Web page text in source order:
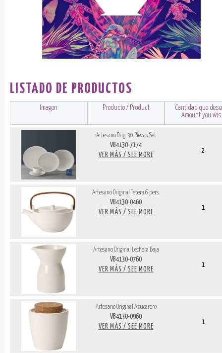
LISTADO DE PRODUCTOS
Imagen Producto / Product
Cantidad que
Amount you
Artesano Orig. 30 Piezas Set
VB4130-7174
VER MÁS / SEE MORE
2
Artesano Original Tetera 6 pers.
VB4130-0460
VER MÁS / SEE MORE
1
Artesano Original Lechera Baja
VB4130-0760
VER MÁS / SEE MORE
1
Artesano Original Azucarero
VB4130-0960
VER MÁS / SEE MORE
1